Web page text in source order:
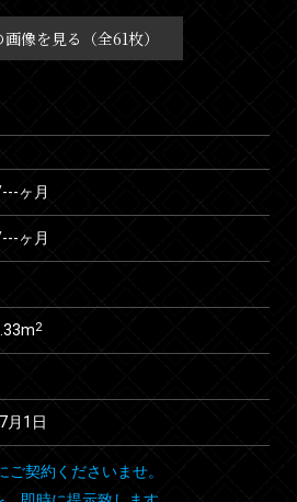
像を見る（全61枚）
---ヶ月
---ヶ月
2
月1日
ご契約くださいませ。